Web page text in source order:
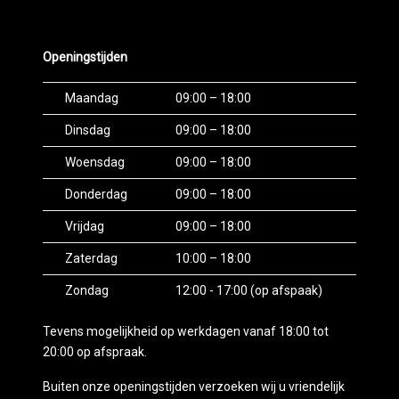
Zwarte (glans) exterieur delen
NIEUWE AUTO MEE WILT NEMEN:
U hoeft niet naar een postkantoor; de tenaamstelling
regelen wij ter plaatse direct en gratis voor u.
Hiervoor is wel een Nederlands geldig rijbewijs
vereist. Betalingen verwerken wij via
bankoverschrijving, bank-app of directe
overschrijving. Let op: bij bedragen boven €1000 kan
het zijn dat uw bank een tijdlimiet van 4 uur hanteert
(dit geldt bijvoorbeeld voor grote banken zoals ING
en ABN Amro). Zorg er daarom voor dat u uw
overschrijvingslimiet van tevoren verhoogt om een
soepele betaling mogelijk te maken.
Openingstijden
Maandag 09:00 – 18:00
Dinsdag 09:00 – 18:00
Woensdag 09:00 – 18:00
Donderdag 09:00 – 18:00
Vrijdag 09:00 – 18:00
Zaterdag 10:00 – 18:00
Zondag 12:00 - 17:00 (op afspaak)
Tevens mogelijkheid op werkdagen vanaf 18:00 tot
20:00 op afspraak.
Buiten onze openingstijden verzoeken wij u vriendelijk